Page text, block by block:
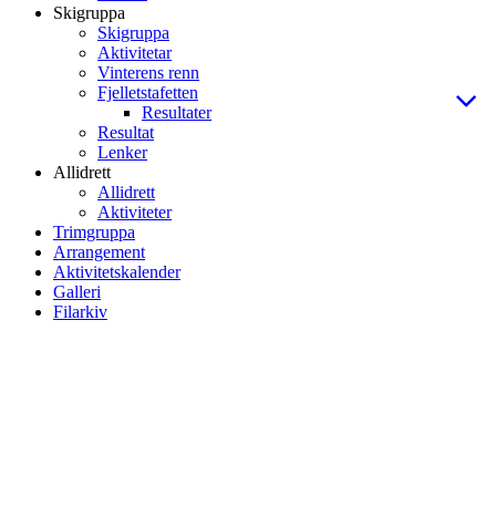
Skigruppa
Skigruppa
Aktivitetar
Vinterens renn
Fjelletstafetten
Resultater
Resultat
Lenker
Allidrett
Allidrett
Aktiviteter
Trimgruppa
Arrangement
Aktivitetskalender
Galleri
Filarkiv